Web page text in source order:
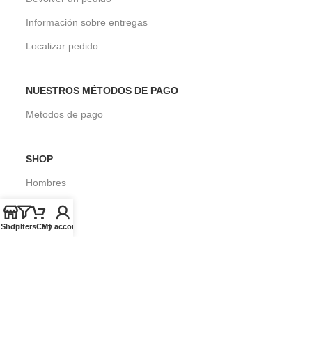
Información sobre entregas
Localizar pedido
NUESTROS MÉTODOS DE PAGO
Metodos de pago
SHOP
Hombres
Mujeres
Niños
ShopFiltersCart
My account